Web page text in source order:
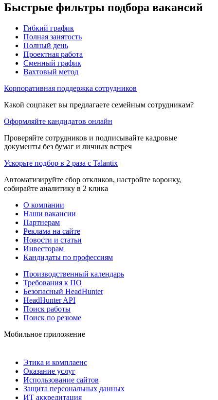
Быстрые фильтры подбора вакансий
Гибкий график
Полная занятость
Полный день
Проектная работа
Сменный график
Вахтовый метод
Корпоративная поддержка сотрудников
Какой соцпакет вы предлагаете семейным сотрудникам?
Оформляйте кандидатов онлайн
Проверяйте сотрудников и подписывайте кадровые
документы без бумаг и личных встреч
Ускорьте подбор в 2 раза с Talantix
Автоматизируйте сбор откликов, настройте воронку,
собирайте аналитику в 2 клика
О компании
Наши вакансии
Партнерам
Реклама на сайте
Новости и статьи
Инвесторам
Кандидаты по профессиям
Производственный календарь
Требования к ПО
Безопасный HeadHunter
HeadHunter API
Поиск работы
Поиск по резюме
Мобильное приложение
Этика и комплаенс
Оказание услуг
Использование сайтов
Защита персональных данных
ИТ аккредитация